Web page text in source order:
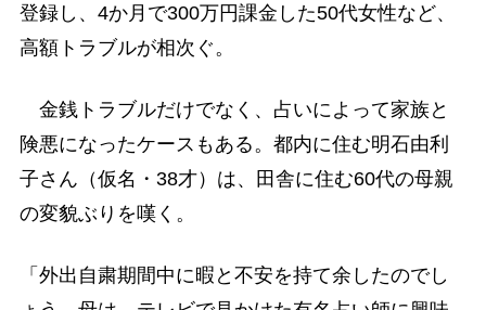
登録し、4か月で300万円課金した50代女性など、
高額トラブルが相次ぐ。
金銭トラブルだけでなく、占いによって家族と
険悪になったケースもある。都内に住む明石由利
子さん（仮名・38才）は、田舎に住む60代の母親
の変貌ぶりを嘆く。
「外出自粛期間中に暇と不安を持て余したのでし